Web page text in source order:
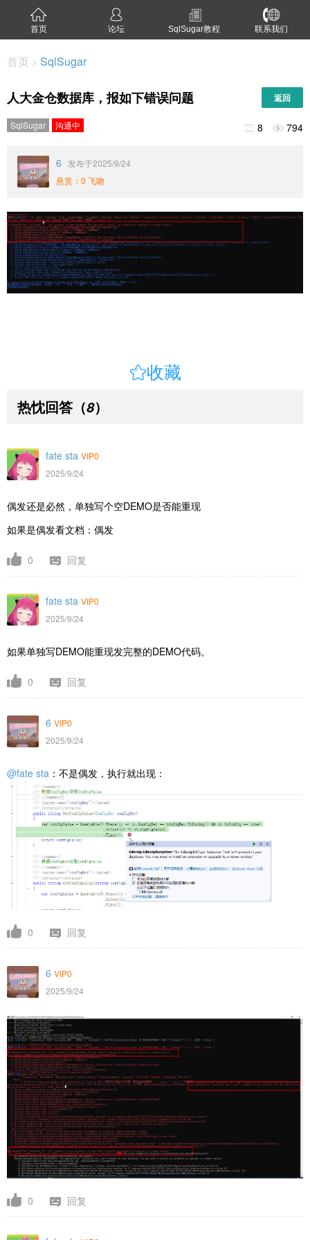
首页 论坛 SqlSugar教程 联系我们
首页 > SqlSugar
人大金仓数据库，报如下错误问题 返回
SqlSugar 沟通中  8  794
6
发布于2025/9/24
悬赏：0 飞吻
收藏
热忱回答 （8）
fate sta VIP0
2025/9/24
偶发还是必然，单独写个空DEMO是否能重现
如果是偶发看文档：偶发
0 回复
fate sta VIP0
2025/9/24
如果单独写DEMO能重现发完整的DEMO代码。
0 回复
6 VIP0
2025/9/24
@fate sta ：不是偶发，执行就出现：
0 回复
6 VIP0
2025/9/24
0 回复